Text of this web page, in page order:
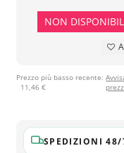
NON
Prezzo più basso recente:
11,46 €
SPEDIZIONI 48/